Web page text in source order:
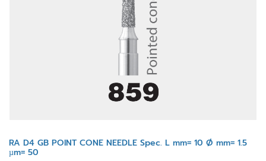
RA D4 GB POINT CONE NEEDLE Spec. L mm= 10 Ø mm= 1.5
µm= 50